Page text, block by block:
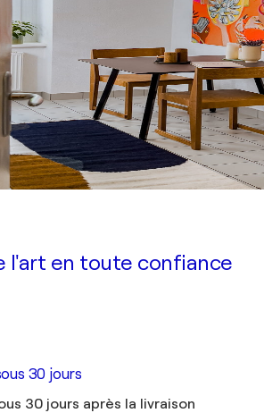
l'art en toute confiance
30 jours
30 jours après la livraison